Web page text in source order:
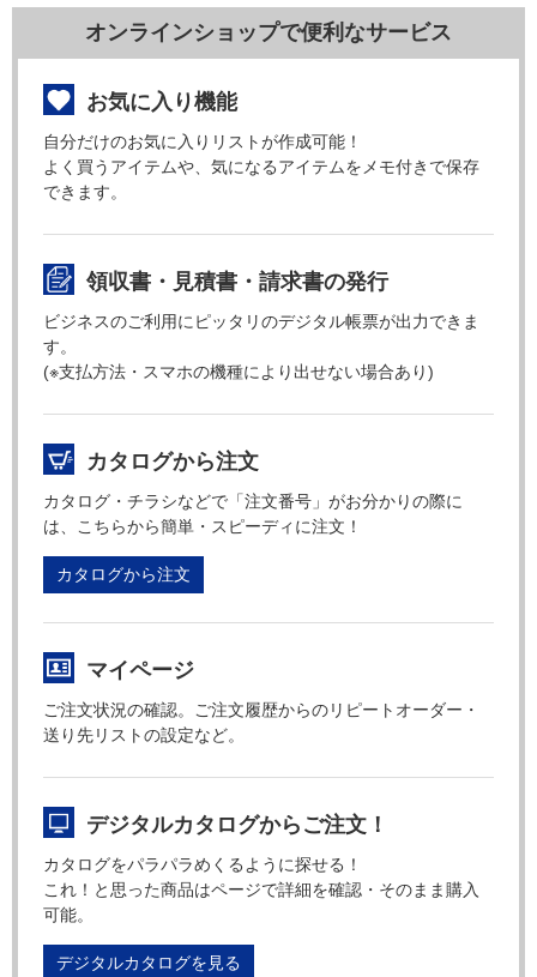
オンラインショップで便利なサービス
お気に入り機能
自分だけのお気に入りリストが作成可能！
よく買うアイテムや、気になるアイテムをメモ付きで保存
できます。
領収書・見積書・請求書の発行
ビジネスのご利用にピッタリのデジタル帳票が出力できま
す。
(※支払方法・スマホの機種により出せない場合あり)
カタログから注文
カタログ・チラシなどで「注文番号」がお分かりの際に
は、こちらから簡単・スピーディに注文！
カタログから注文
マイページ
ご注文状況の確認。ご注文履歴からのリピートオーダー・
送り先リストの設定など。
デジタルカタログからご注文！
カタログをパラパラめくるように探せる！
これ！と思った商品はページで詳細を確認・そのまま購入
可能。
デジタルカタログを見る